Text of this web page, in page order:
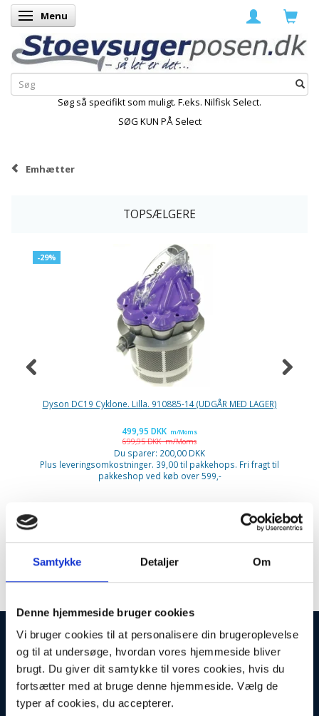
Samtykke Detaljer Om
Denne hjemmeside bruger cookies
Vi bruger cookies til at personalisere din brugeroplevelse
og til at undersøge, hvordan vores hjemmeside bliver
brugt. Du giver dit samtykke til vores cookies, hvis du
fortsætter med at bruge denne hjemmeside. Vælg de
typer af cookies, du accepterer.
Skifte navigation
Menu
Søg så specifikt som muligt. F.eks. Nilfisk Select.
SØG KUN PÅ Select
Emhætter
TOPSÆLGERE
-29%
Dyson DC19 Cyklone. Lilla. 910885-14 (UDGÅR MED LAGER)
499,95 DKK m/Moms
699,95 DKKm/Moms
Du sparer: 200,00 DKK
Plus leveringsomkostninger. 39,00 til pakkehops. Fri fragt til
pakkeshop ved køb over 599,-
Zanussi
INFORMATIONER
Fortrydelsesret
Firma profil
Kontakt os
Betingelser & Vilkår
Loyalitetsrabat. Rabat til faste kunder